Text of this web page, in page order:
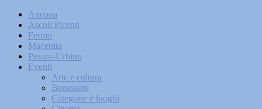
Ancona
Ascoli Piceno
Fermo
Macerata
Pesaro-Urbino
Eventi
Arte e cultura
Benessere
Categorie e luoghi